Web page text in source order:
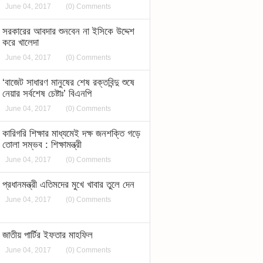
June 04, 2017 (0) Comments
সরকারের আবদার শুনবেন না ইসিকে উদ্দেশ
করে খালেদা
June 04, 2017 (0) Comments
‘বাজেট সাধারণ মানুষের শেষ রক্তবিন্দু শুষে
নেয়ার সর্বশেষ চেষ্টাঃ’ বিএনপি
June 04, 2017 (0) Comments
কারিগরি শিক্ষার মাধ্যমেই দক্ষ জনশক্তি গড়ে
তোলা সম্ভব : শিক্ষামন্ত্রী
June 04, 2017 (0) Comments
প্রধানমন্ত্রী এতিমদের মুখে খাবার তুলে দেন
June 04, 2017 (0) Comments
জাতীয় পার্টির ইফতার মাহফিল
June 04, 2017 (0) Comments